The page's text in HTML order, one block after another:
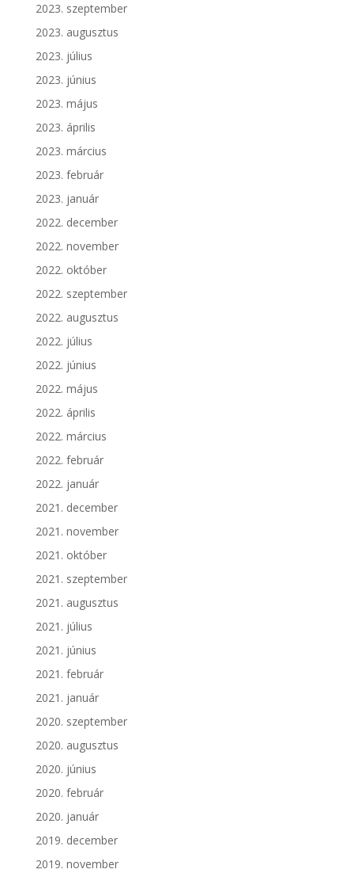
2023. szeptember
2023. augusztus
2023. július
2023. június
2023. május
2023. április
2023. március
2023. február
2023. január
2022. december
2022. november
2022. október
2022. szeptember
2022. augusztus
2022. július
2022. június
2022. május
2022. április
2022. március
2022. február
2022. január
2021. december
2021. november
2021. október
2021. szeptember
2021. augusztus
2021. július
2021. június
2021. február
2021. január
2020. szeptember
2020. augusztus
2020. június
2020. február
2020. január
2019. december
2019. november